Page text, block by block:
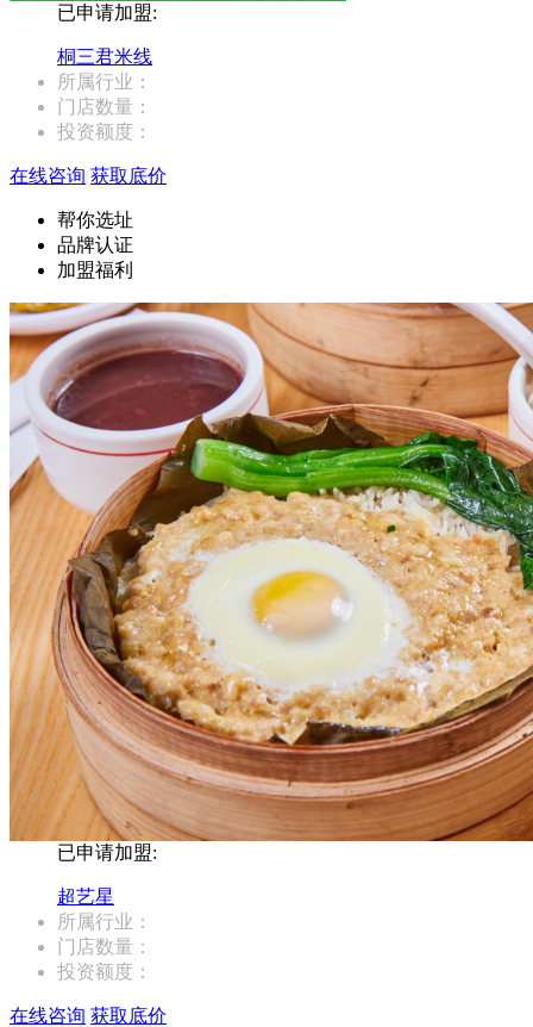
已申请加盟:
桐三君米线
所属行业：
门店数量：
投资额度：
在线咨询 获取底价
帮你选址
品牌认证
加盟福利
已申请加盟:
超艺星
所属行业：
门店数量：
投资额度：
在线咨询 获取底价